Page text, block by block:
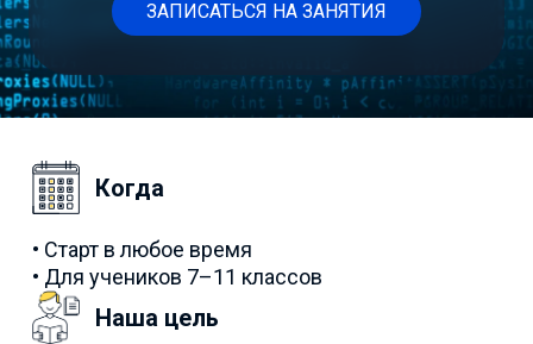
ЗАПИСАТЬСЯ НА ЗАНЯТИЯ
Когда
• Старт в любое время
• Для учеников 7–11 классов
Наша цель